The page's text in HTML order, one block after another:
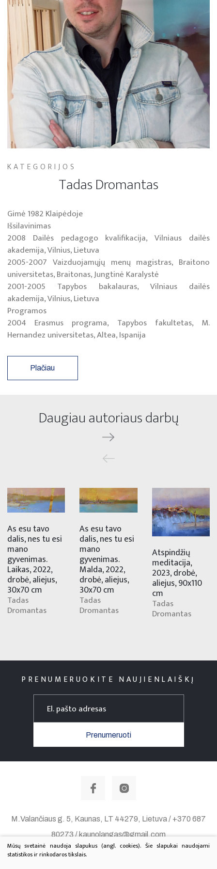
KATEGORIJOS
Tadas Dromantas
Gimė 1982 Klaipėdoje
Išsilavinimas
2008 Dailės pedagogo kvalifikacija, Vilniaus dailės
akademija, Vilnius, Lietuva
2005-2007 Vaizduojamųjų menų magistras, Braitono
universitetas, Braitonas, Jungtinė Karalystė
2001-2005 Tapybos bakalauras, Vilniaus dailės
akademija, Vilnius, Lietuva
Programos
2004 Erasmus programa, Tapybos fakultetas, M.
Hernandez universitetas, Altea, Ispanija
Plačiau
Daugiau autoriaus darbų
As esu tavo
dalis, nes tu esi
mano
gyvenimas.
Laikas, 2022,
drobė, aliejus,
30x70 cm
Tadas
Dromantas
As esu tavo
dalis, nes tu esi
mano
gyvenimas.
Malda, 2022,
drobė, aliejus,
30x70 cm
Tadas
Dromantas
Atspindžių
meditacija,
2023, drobė,
aliejus, 90x110
cm
Tadas
Dromantas
PRENUMERUOKITE NAUJIENLAIŠKĮ
Prenumeruoti
M.Valančiaus g. 5, Kaunas, LT 44279, Lietuva / +370 687
80273 / kaunolangas@gmail.com
Duomenų apsauga
Mūsų svetainė naudoja slapukus (angl. cookies). Šie slapukai naudojami
statistikos ir rinkodaros tikslais.